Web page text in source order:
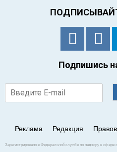
Подпишись
Реклама Редакция
Зарегистрировано в Федеральной службе по надзору в